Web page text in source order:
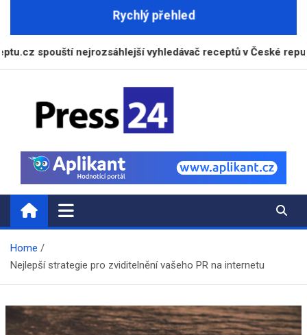
Rychlý přehled
nejrozsáhlejší vyhledávač receptů v České republice
Press24.cz
Zpravodajský a informační portál
Home
Nejlepší strategie pro zviditelnění vašeho PR na internetu